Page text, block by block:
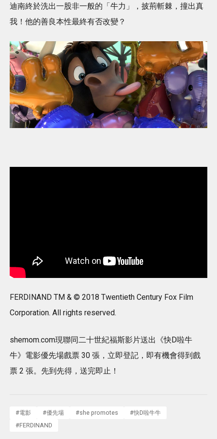
迪南終於洗出一股非一般的「牛力」，披荊斬棘，撞出真
我！他的善良本性最終有否改變？
FERDINAND TM & © 2018 Twentieth Century Fox Film
Corporation. All rights reserved.
shemom.com現聯同二十世紀福斯影片送出《快D啦牛
牛》電影優先場戲票 30 張，立即登記，即有機會得到戲
票 2 張。先到先得，送完即止！
#電影 #優先場 #she promotes #快D啦牛牛
#FERDINAND